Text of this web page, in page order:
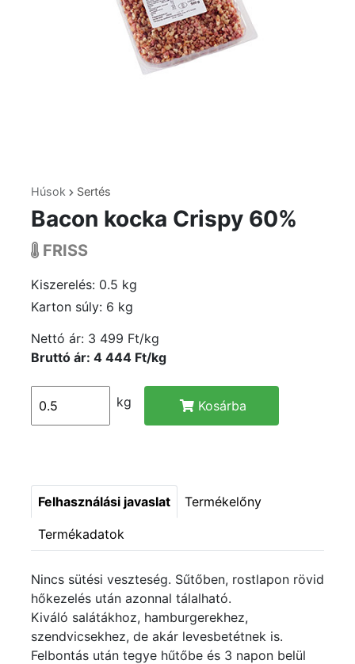
Húsok Sertés
Bacon kocka Crispy 60%
FRISS
Kiszerelés: 0.5 kg
Karton súly: 6 kg
Nettó ár: 3 499 Ft/kg
Bruttó ár: 4 444 Ft/kg
kg Kosárba
Felhasználási javaslat Termékelőny
Termékadatok
Nincs sütési veszteség. Sűtőben, rostlapon rövid
hőkezelés után azonnal tálalható.
Kiváló salátákhoz, hamburgerekhez,
szendvicsekhez, de akár levesbetétnek is.
Felbontás után tegye hűtőbe és 3 napon belül